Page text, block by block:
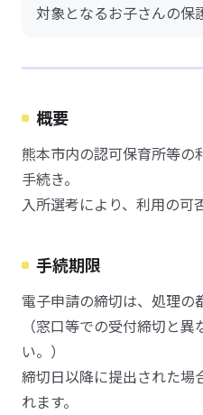
対象となるお子さんの保
概要
熊本市内の認可保育所等の
手続き。
入所選考により、利用の可
手続期限
電子申請の締切は、処理の
（窓口等での受付締切と
い。）
締切日以降に提出された場
れます。